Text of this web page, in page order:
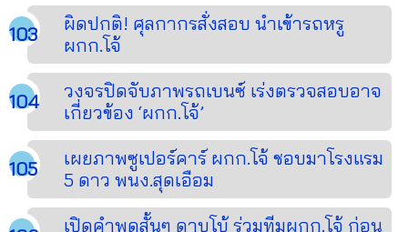
ผิดปกติ! ศุลกากรสั่งสอบ นำเข้ารถหรู
ผกก.โจ้
วงจรปิดจับภาพรถเบนซ์ เร่งตรวจสอบอาจ
เกี่ยวข้อง ‘ผกก.โจ้’
เผยภาพซูเปอร์คาร์ ผกก.โจ้ ชอบมาโรงแรม
5 ดาว พนง.สุดเอือม
เปิดคำพูดสั้นๆ ดาบโบ้ ร่วมทีมผกก.โจ้ ก่อน